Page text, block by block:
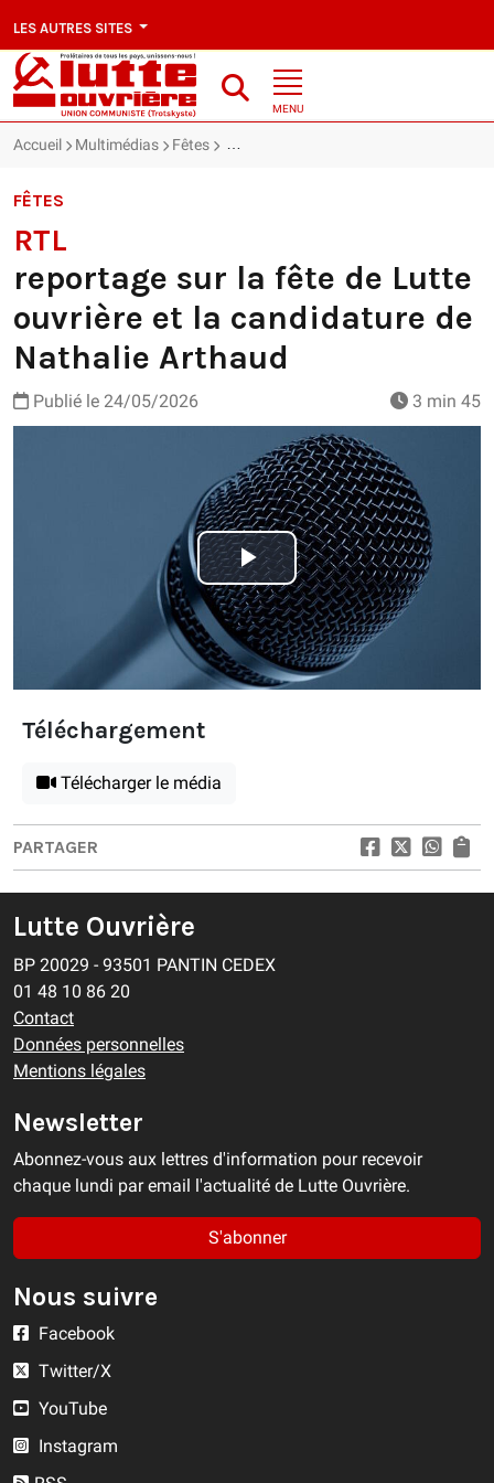
LES AUTRES SITES
MENU
Accueil Multimédias Fêtes RTL : reportage sur la fête de Lutte
FÊTES
RTL
reportage sur la fête de Lutte
ouvrière et la candidature de
Nathalie Arthaud
Publié le 24/05/2026 3 min 45
Play
Video
Téléchargement
Télécharger le média
PARTAGER
Lutte Ouvrière
BP 20029 - 93501 PANTIN CEDEX
01 48 10 86 20
Contact
Données personnelles
Mentions légales
Newsletter
Abonnez-vous aux lettres d'information pour recevoir
chaque lundi par email l'actualité de Lutte Ouvrière.
S'abonner
Nous suivre
Facebook
Twitter/X
YouTube
Instagram